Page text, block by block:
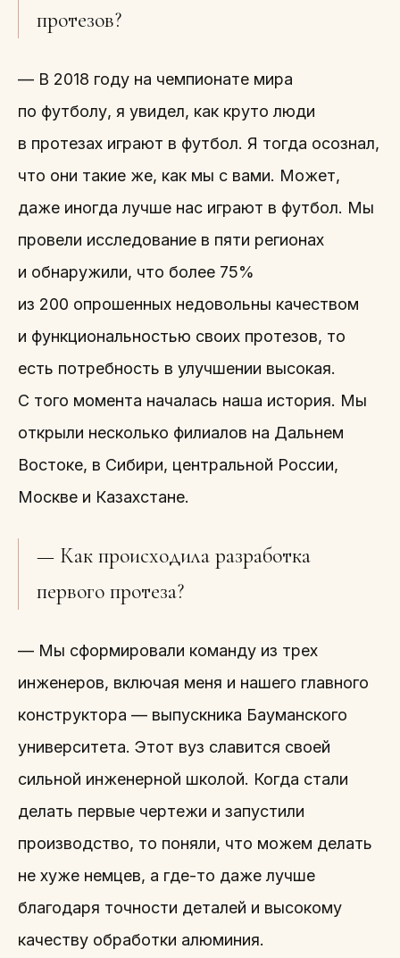
протезов?
— В 2018 году на чемпионате мира
по футболу, я увидел, как круто люди
в протезах играют в футбол. Я тогда осознал,
что они такие же, как мы с вами. Может,
даже иногда лучше нас играют в футбол. Мы
провели исследование в пяти регионах
и обнаружили, что более 75%
из 200 опрошенных недовольны качеством
и функциональностью своих протезов, то
есть потребность в улучшении высокая.
С того момента началась наша история. Мы
открыли несколько филиалов на Дальнем
Востоке, в Сибири, центральной России,
Москве и Казахстане.
— Как происходила разработка
первого протеза?
— Мы сформировали команду из трех
инженеров, включая меня и нашего главного
конструктора — выпускника Бауманского
университета. Этот вуз славится своей
сильной инженерной школой. Когда стали
делать первые чертежи и запустили
производство, то поняли, что можем делать
не хуже немцев, а где-то даже лучше
благодаря точности деталей и высокому
качеству обработки алюминия.